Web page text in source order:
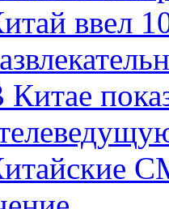
ввел
Китае